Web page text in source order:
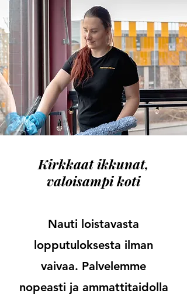
Kirkkaat ikkunat,
valoisampi koti
Nauti loistavasta
lopputuloksesta ilman
vaivaa. Palvelemme
nopeasti ja ammattitaidolla